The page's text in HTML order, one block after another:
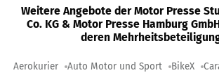
Weitere Angebote der Motor Presse
Co. KG & Motor Presse Hamburg
deren
Aerokurier Auto Motor und Sport BikeX